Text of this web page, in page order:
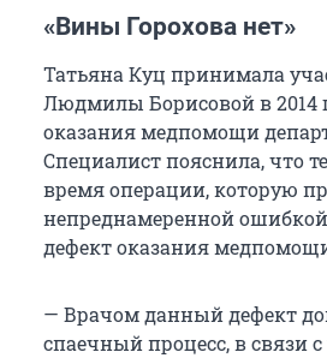
«Вины Горохова нет»
Татьяна Куц принимала
Людмилы Борисовой в 2014
оказания медпомощи
Специалист пояснила, что
время операции, которую
непреднамеренной
дефект оказания
— Врачом данный дефект
спаечный процесс, в связи